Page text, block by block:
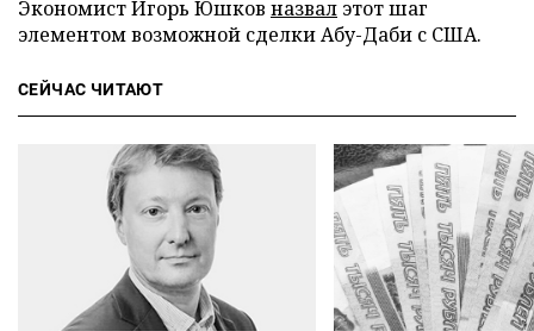
Экономист Игорь Юшков назвал этот шаг
элементом возможной сделки Абу-Даби с США.
СЕЙЧАС ЧИТАЮТ